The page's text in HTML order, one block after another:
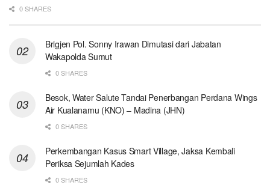
0 SHARES
Brigjen Pol. Sonny Irawan Dimutasi dari Jabatan
Wakapolda Sumut
0 SHARES
Besok, Water Salute Tandai Penerbangan Perdana Wings
Air Kualanamu (KNO) – Madina (JHN)
0 SHARES
Perkembangan Kasus Smart Village, Jaksa Kembali
Periksa Sejumlah Kades
0 SHARES